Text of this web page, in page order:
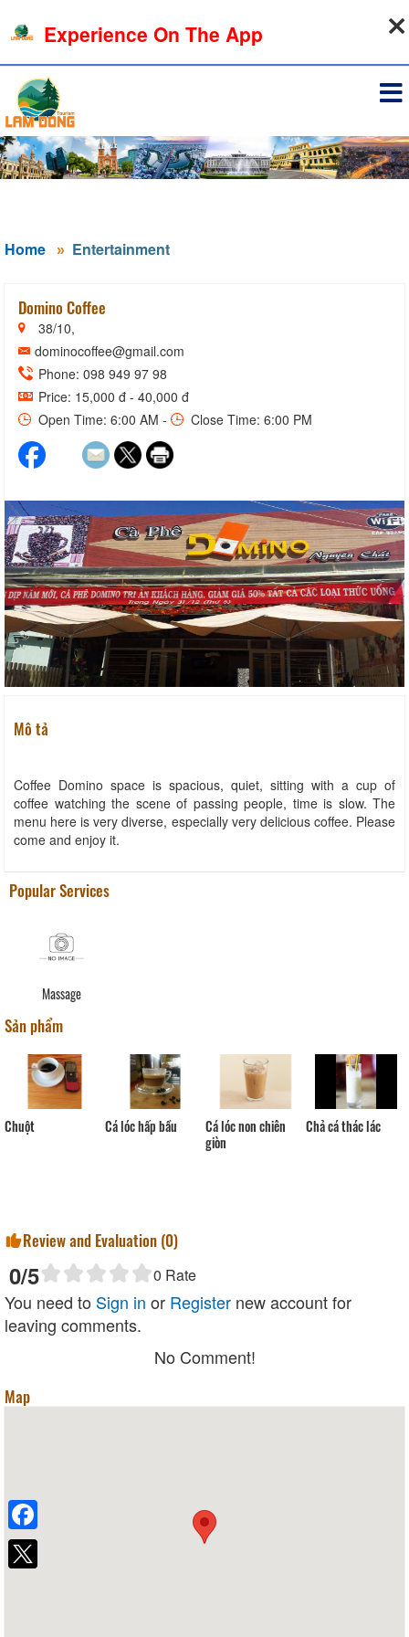
Home Entertainment
Domino Coffee
38/10,
dominocoffee@gmail.com
Phone: 098 949 97 98
Price: 15,000 đ - 40,000 đ
Open Time: 6:00 AM -
Close Time: 6:00 PM
Mô tả
Coffee Domino space is spacious, quiet, sitting with a cup of
coffee watching the scene of passing people, time is slow. The
menu here is very diverse, especially very delicious coffee. Please
come and enjoy it.
Popular Services
Massage
Sản phẩm
Chuột Cá lóc hấp bầu
Cá lóc non chiên
giòn
Chả cá thác lác
Review and Evaluation (0)
0/5 0 Rate
You need to Sign in or Register new account for
leaving comments.
No Comment!
Map
Experience On The App
Facebook